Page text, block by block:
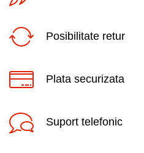
Posibilitate retur
Plata securizata
Suport telefonic